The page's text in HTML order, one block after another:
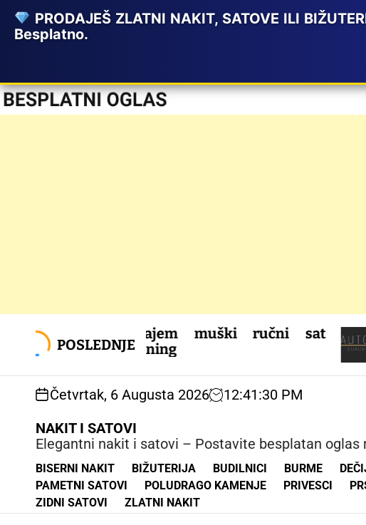
PRODAJEŠ ZLATNI NAKIT, SATOVE ILI
Besplatno.
t
POSLEDNJE
muški ručni sat
Luksuzni
garancijom –
Četvrtak, 6 Augusta 2026 12:41:32 PM
NAKIT I SATOVI
Elegantni nakit i satovi – Postavite besplatan oglas
BISERNI NAKIT BIŽUTERIJA BUDILNICI BURME
PAMETNI SATOVI
POLUDRAGO KAMENJE PRIVESCI
ZIDNI SATOVI
ZLATNI NAKIT